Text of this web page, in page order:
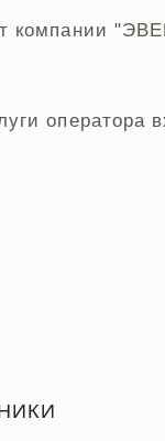
компании
оператора